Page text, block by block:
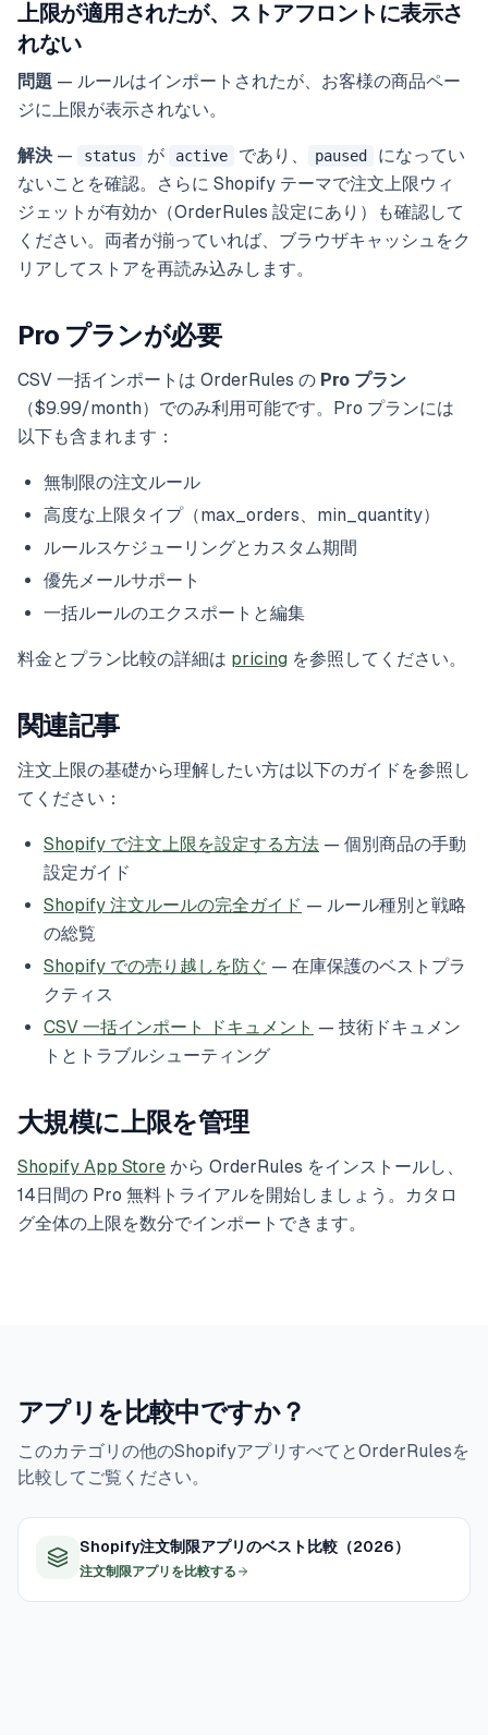
上限が適用されたが、ストアフロントに表示さ
れない
問題 — ルールはインポートされたが、お客様の商品ペー
ジに上限が表示されない。
解決 — status が active であり、 paused
になってい
ないことを確認。さらに Shopify テーマで注文上限ウィ
ジェットが有効か（OrderRules 設定にあり）も確認して
ください。両者が揃っていれば、ブラウザキャッシュをク
リアしてストアを再読み込みします。
Pro プランが必要
CSV 一括インポートは OrderRules の Pro プラン
（$9.99/month）でのみ利用可能です。Pro プランには
以下も含まれます：
無制限の注文ルール
高度な上限タイプ（max_orders、min_quantity）
ルールスケジューリングとカスタム期間
優先メールサポート
一括ルールのエクスポートと編集
料金とプラン比較の詳細は pricing を参照してください。
関連記事
注文上限の基礎から理解したい方は以下のガイドを参照し
てください：
Shopify で注文上限を設定する方法 — 個別商品の手動
設定ガイド
Shopify 注文ルールの完全ガイド — ルール種別と戦略
の総覧
Shopify での売り越しを防ぐ — 在庫保護のベストプラ
クティス
CSV 一括インポート ドキュメント — 技術ドキュメン
トとトラブルシューティング
大規模に上限を管理
Shopify App Store から OrderRules をインストールし、
14日間の Pro 無料トライアルを開始しましょう。カタロ
グ全体の上限を数分でインポートできます。
アプリを比較中ですか？
このカテゴリの他のShopifyアプリすべてとOrderRulesを
比較してご覧ください。
Shopify注文制限アプリのベスト比較（2026）
注文制限アプリを比較する